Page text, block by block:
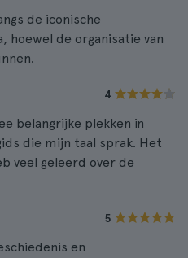
de iconische
hoewel de organisatie van
4
belangrijke plekken in
die mijn taal sprak. Het
veel geleerd over de
5
en